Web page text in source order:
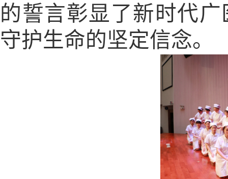
的誓言彰显了新时代
守护生命的坚定信念。